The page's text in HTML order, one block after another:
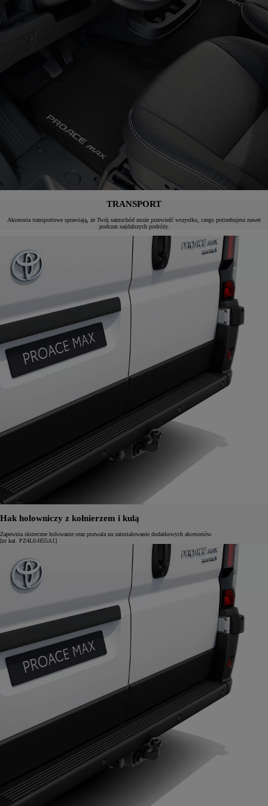
TRANSPORT
Akcesoria transportowe sprawiają, że Twój samochód może przewieźć wszystko, czego potrzebujesz nawet
podczas najdalszych podróży.
Hak holowniczy z kołnierzem i kulą
Zapewnia skuteczne holowanie oraz pozwala na zainstalowanie dodatkowych akcesoriów.
[nr kat. PZ4L0-H55A1]